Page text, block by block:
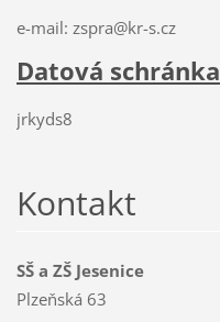
e-mail: zspra@kr-s.cz
Datová schránka
jrkyds8
Kontakt
SŠ a ZŠ Jesenice
Plzeňská 63